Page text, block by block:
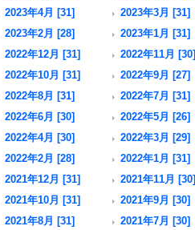
2023年4月 [31]
2023年3月 [31]
2023年2月 [28]
2023年1月 [31]
2022年12月 [31]
2022年11月 [30]
2022年10月 [31]
2022年9月 [27]
2022年8月 [31]
2022年7月 [31]
2022年6月 [30]
2022年5月 [26]
2022年4月 [30]
2022年3月 [29]
2022年2月 [28]
2022年1月 [31]
2021年12月 [31]
2021年11月 [30]
2021年10月 [31]
2021年9月 [30]
2021年8月 [31]
2021年7月 [30]